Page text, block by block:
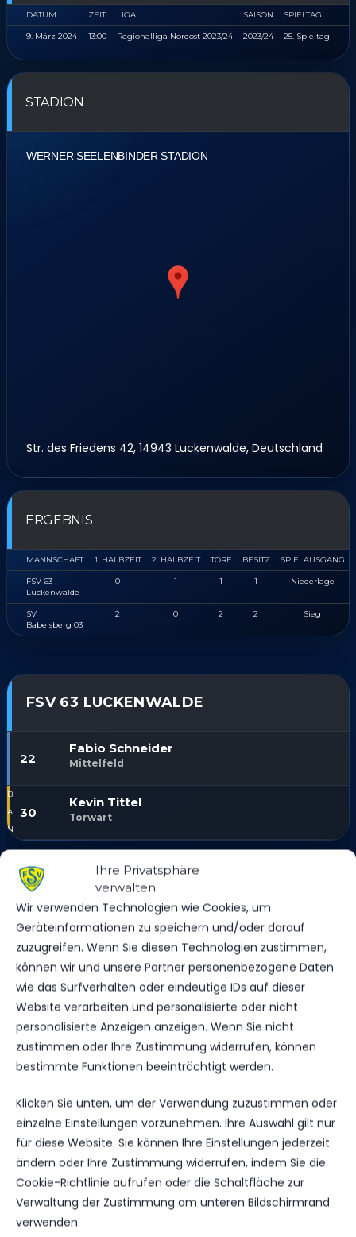
Ihre Privatsphäre
verwalten
Wir verwenden Technologien wie Cookies, um
Geräteinformationen zu speichern und/oder darauf
zuzugreifen. Wenn Sie diesen Technologien zustimmen,
können wir und unsere Partner personenbezogene Daten
wie das Surfverhalten oder eindeutige IDs auf dieser
Website verarbeiten und personalisierte oder nicht
personalisierte Anzeigen anzeigen. Wenn Sie nicht
zustimmen oder Ihre Zustimmung widerrufen, können
bestimmte Funktionen beeinträchtigt werden.
Klicken Sie unten, um der Verwendung zuzustimmen oder
einzelne Einstellungen vorzunehmen. Ihre Auswahl gilt nur
für diese Website. Sie können Ihre Einstellungen jederzeit
ändern oder Ihre Zustimmung widerrufen, indem Sie die
Cookie-Richtlinie aufrufen oder die Schaltfläche zur
Verwaltung der Zustimmung am unteren Bildschirmrand
verwenden.
DATUM ZEIT LIGA SAISON SPIELTAG
9. März 2024 13:00 Regionalliga Nordost 2023/24 2023/24 25. Spieltag
STADION
WERNER SEELENBINDER STADION
Str. des Friedens 42, 14943 Luckenwalde, Deutschland
ERGEBNIS
MANNSCHAFT 1. HALBZEIT 2. HALBZEIT TORE BESITZ SPIELAUSGANG
FSV 63
Luckenwalde
0 1 1 1 Niederlage
SV
Babelsberg 03
2 0 2 2 Sieg
FSV 63 LUCKENWALDE
22
Fabio Schneider
Mittelfeld
30
Kevin Tittel
Torwart
SPIELSTATISTIKEN
FSV 63 LUCKENWALDE
VS.
SV BABELSBERG 03
1 TORE 2
1 GELBE KARTEN 3
0 ROTE KARTEN 0